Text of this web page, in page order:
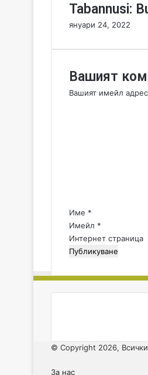
d
E
i
o
n
о
в
а
м
е
Tabannusi:
януари 24, 2022
Вашият
Вашият имейл
:
*
Име *
Имейл *
Интернет страница
© Copyright 2026, Всички
За нас